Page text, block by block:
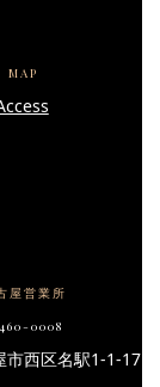
MAP
屋営業所
0008
市西区名駅1-1-17